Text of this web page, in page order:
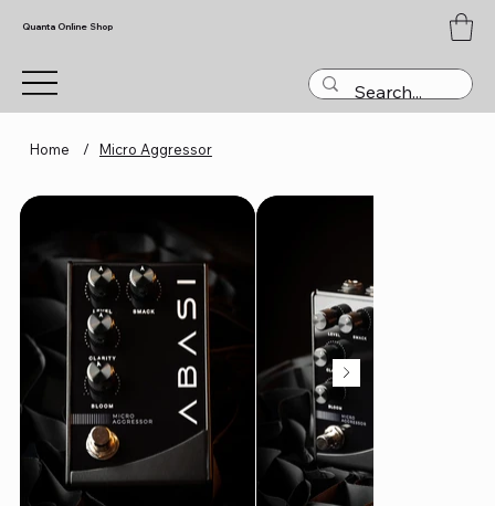
Quanta Online Shop
Home / Micro Aggressor